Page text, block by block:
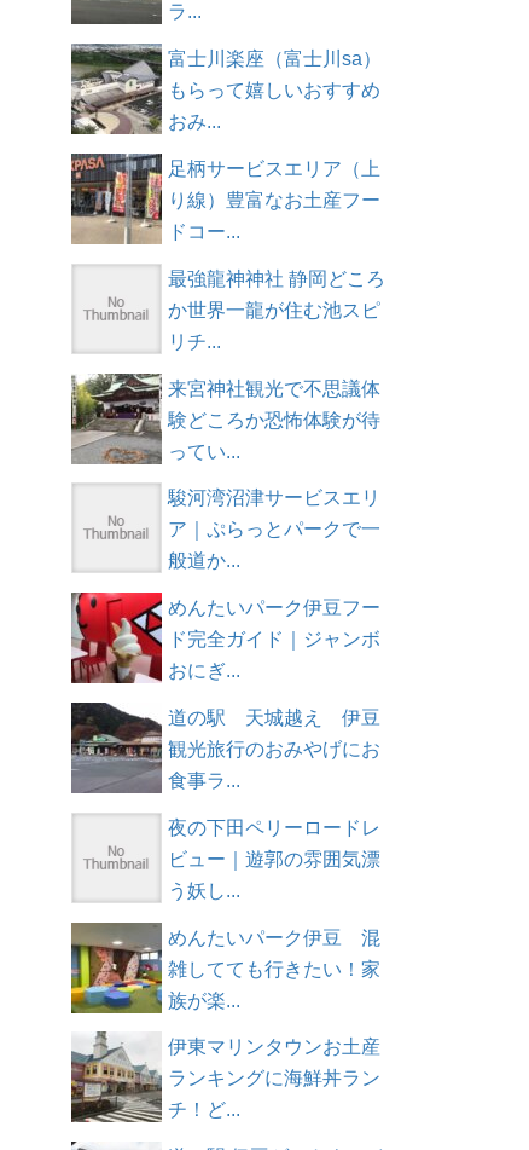
ラ...
富士川楽座（富士川sa）
もらって嬉しいおすすめ
おみ...
足柄サービスエリア（上
り線）豊富なお土産フー
ドコー...
最強龍神神社 静岡どころ
か世界一龍が住む池スピ
リチ...
来宮神社観光で不思議体
験どころか恐怖体験が待
ってい...
駿河湾沼津サービスエリ
ア｜ぷらっとパークで一
般道か...
めんたいパーク伊豆フー
ド完全ガイド｜ジャンボ
おにぎ...
道の駅 天城越え 伊豆
観光旅行のおみやげにお
食事ラ...
夜の下田ペリーロードレ
ビュー｜遊郭の雰囲気漂
う妖し...
めんたいパーク伊豆 混
雑してても行きたい！家
族が楽...
伊東マリンタウンお土産
ランキングに海鮮丼ラン
チ！ど...